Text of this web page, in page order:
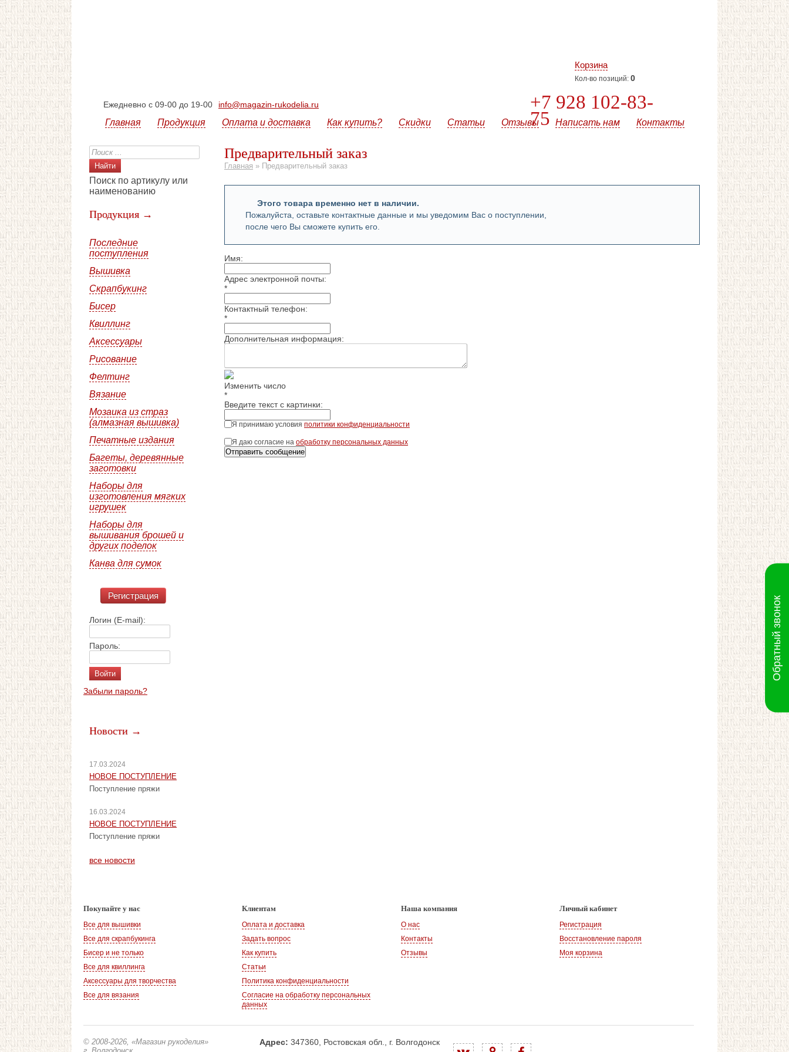
Корзина
Кол-во позиций: 0
+7 928 102-83-
75
Ежедневно с 09-00 до 19-00 info@magazin-rukodelia.ru
Главная Продукция Оплата и доставка Как купить? Скидки Статьи Отзывы Написать нам Контакты
Поиск по артикулу или
наименованию
Продукция →
Последние
поступления
Вышивка
Скрапбукинг
Бисер
Квиллинг
Аксессуары
Рисование
Фелтинг
Вязание
Мозаика из страз
(алмазная вышивка)
Печатные издания
Багеты, деревянные
заготовки
Наборы для
изготовления мягких
игрушек
Наборы для
вышивания брошей и
других поделок
Канва для сумок
Регистрация
Логин (E-mail):
Пароль:
Забыли пароль?
Новости →
17.03.2024
НОВОЕ ПОСТУПЛЕНИЕ
Поступление пряжи
16.03.2024
НОВОЕ ПОСТУПЛЕНИЕ
Поступление пряжи
все новости
Предварительный заказ
Главная » Предварительный заказ
Этого товара временно нет в наличии.
Пожалуйста, оставьте контактные данные и мы уведомим Вас о поступлении,
после чего Вы сможете купить его.
Имя:
Адрес электронной почты:
*
Контактный телефон:
*
Дополнительная информация:
Изменить число
*
Введите текст с картинки:
Я принимаю условия политики конфиденциальности
Я даю согласие на обработку персональных данных
Отправить сообщение
Покупайте у нас
Все для вышивки
Все для скрапбукинга
Бисер и не только
Все для квиллинга
Аксессуары для творчества
Все для вязания
Клиентам
Оплата и доставка
Задать вопрос
Как купить
Статьи
Политика конфиденциальности
Согласие на обработку персональных
данных
Наша компания
О нас
Контакты
Отзывы
Личный кабинет
Регистрация
Восстановление пароля
Моя корзина
© 2008-2026, «Магазин рукоделия»
Адрес: 347360, Ростовская обл., г. Волгодонск
Обратный звонок